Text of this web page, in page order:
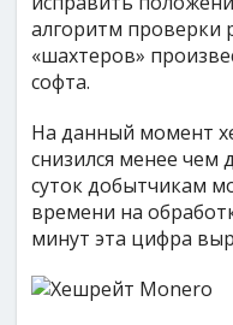
алгоритм
«шахтеров»
софта.
На данный момент
снизился менее чем
суток добытчикам
времени на
минут эта цифра